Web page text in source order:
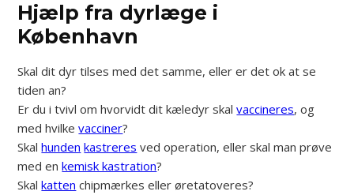
Hjælp fra dyrlæge i
København
Skal dit dyr tilses med det samme, eller er det ok at se
tiden an?
Er du i tvivl om hvorvidt dit kæledyr skalvaccineres, og
med hvilkevacciner?
Skalhunden kastreres ved operation, eller skal man prøve
med enkemisk kastration?
Skalkatten chipmærkes eller øretatoveres?